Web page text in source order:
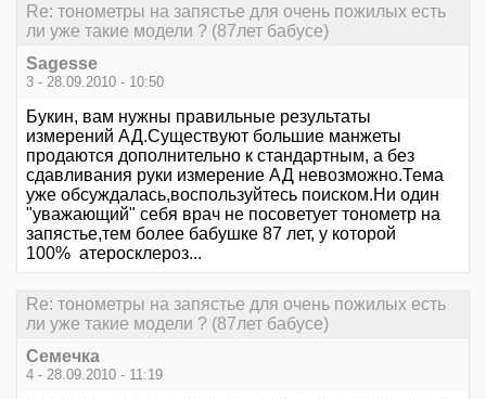
Re: тонометры на запястье для очень пожилых есть
ли уже такие модели ? (87лет бабусе)
Sagesse
3 - 28.09.2010 - 10:50
Букин, вам нужны правильные результаты
измерений АД.Существуют большие манжеты
продаются дополнительно к стандартным, а без
сдавливания руки измерение АД невозможно.Тема
уже обсуждалась,воспользуйтесь поиском.Ни один
"уважающий" себя врач не посоветует тонометр на
запястье,тем более бабушке 87 лет, у которой
100% атеросклероз...
Re: тонометры на запястье для очень пожилых есть
ли уже такие модели ? (87лет бабусе)
Семечка
4 - 28.09.2010 - 11:19